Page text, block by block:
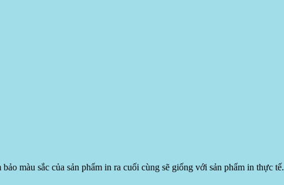
màu sắc của sản phẩm in ra cuối cùng sẽ giống với sản phẩm in thực tế.